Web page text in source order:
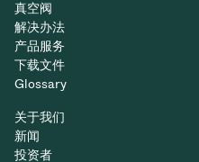
真空阀
解决办法
产品服务
下载文件
Glossary
关于我们
新闻
投资者